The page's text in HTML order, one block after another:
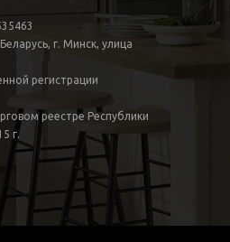
г. Минск, улица
регистрации
реестре Республики
г.